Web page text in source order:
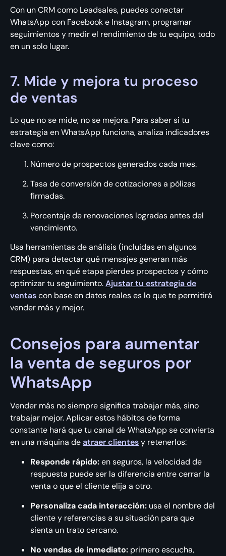
Con un CRM como Leadsales, puedes conectar
WhatsApp con Facebook e Instagram, programar
seguimientos y medir el rendimiento de tu equipo, todo
en un solo lugar.
7. Mide y mejora tu proceso
de ventas
Lo que no se mide, no se mejora. Para saber si tu
estrategia en WhatsApp funciona, analiza indicadores
clave como:
Número de prospectos generados cada mes.
Tasa de conversión de cotizaciones a pólizas
firmadas.
Porcentaje de renovaciones logradas antes del
vencimiento.
Usa herramientas de análisis (incluidas en algunos
CRM) para detectar qué mensajes generan más
respuestas, en qué etapa pierdes prospectos y cómo
optimizar tu seguimiento.Ajustar tu estrategia de
ventascon base en datos reales es lo que te permitirá
vender más y mejor.
Consejos para aumentar
la venta de seguros por
WhatsApp
Vender más no siempre significa trabajar más, sino
trabajar mejor. Aplicar estos hábitos de forma
constante hará que tu canal de WhatsApp se convierta
en una máquina deatraer clientesy retenerlos:
Responde rápido:en seguros, la velocidad de
respuesta puede ser la diferencia entre cerrar la
venta o que el cliente elija a otro.
Personaliza cada interacción: usa el nombre del
cliente y referencias a su situación para que
sienta un trato cercano.
No vendas de inmediato: primero escucha,